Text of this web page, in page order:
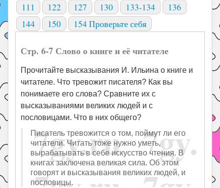
111
122 127 130 133-134
136
144
150 154 Проверьте себя
Стр. 6-7 Слово о книге и её читателе
Прочитайте высказывания И. Ильина о книге и
читателе. Что тревожит писателя? Как вы
понимаете его слова? Сравните их с
высказываниями великих людей и с
пословицами. Что в них общего?
Писатель тревожится о том, поймут ли его
читатели. Читать тоже нужно уметь,
вырабатывать в себе искусство чтения. В
книгах заключена великая сила. Об этом
говорят и высказывания великих людей, и
пословицы.